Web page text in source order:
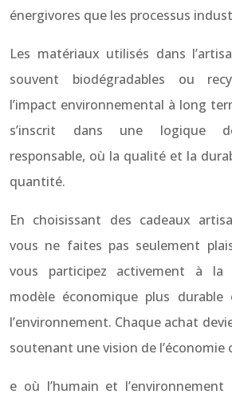
énergivores que les processus
Les matériaux utilisés dans
souvent biodégradables ou
l’impact environnemental à long
s’inscrit dans une logique
responsable, où la qualité et la
quantité.
En choisissant des cadeaux
vous ne faites pas seulement
vous participez activement à la
modèle économique plus
l’environnement. Chaque achat
soutenant une vision de l’économie
e où l’humain et